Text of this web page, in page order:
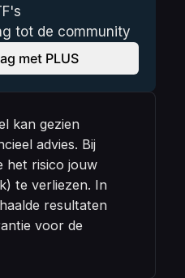
tot de community
met PLUS
kan gezien
advies. Bij
het risico jouw
te verliezen. In
resultaten
voor de